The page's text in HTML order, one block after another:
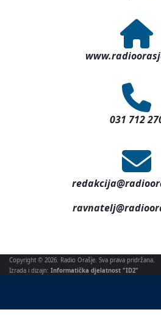
031 712
Copyright © 2026. Radio Orašje. Sva prava pridržana.
Izrada i dizajn: Informatička djelatnost "ID2"